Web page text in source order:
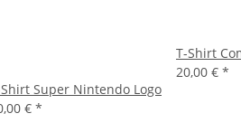
Super Nintendo Logo
€ *
T-Shirt
20,00 € *